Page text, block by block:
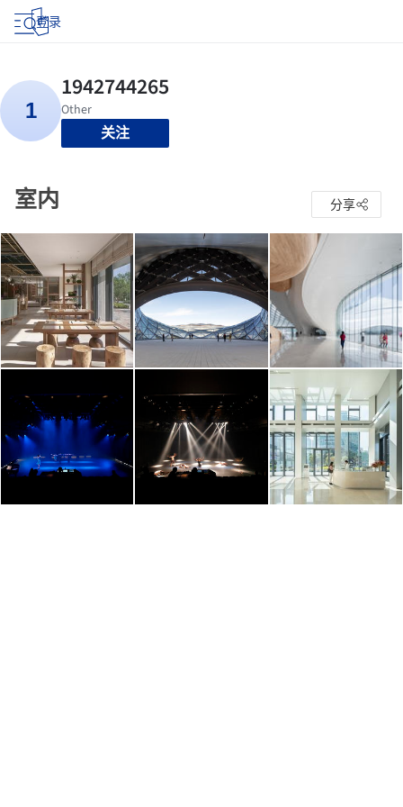
登录
关注
室内 分享